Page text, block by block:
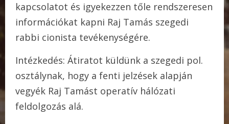
kapcsolatot és igyekezzen tőle rendszeresen
információkat kapni Raj Tamás szegedi
rabbi cionista tevékenységére.
Intézkedés: Átiratot küldünk a szegedi pol.
osztálynak, hogy a fenti jelzések alapján
vegyék Raj Tamást operatív hálózati
feldolgozás alá.